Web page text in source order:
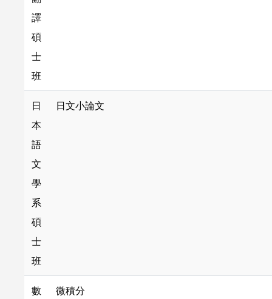
譯
碩
士
班
日
本
語
文
學
系
碩
士
班
日文小論文
數 微積分